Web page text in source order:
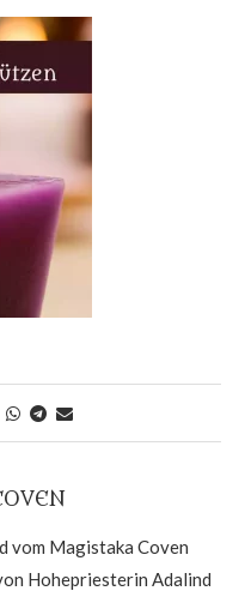
vom Magistaka Coven
Hohepriesterin Adalind